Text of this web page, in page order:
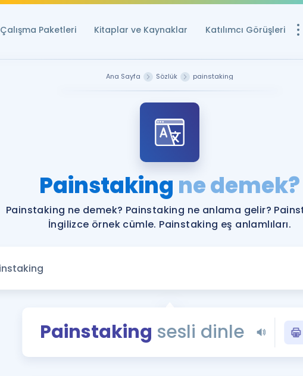
Çalışma Paketleri Kitaplar ve Kaynaklar Katılımcı Görüşleri
Ücretsiz
YDS ve YÖKDİL
YDS ve YÖKDİL'e
Tüm ÖSYM
Blog
YDS - YÖKDİL
İngilizce
Ana Sayfa Sözlük painstaking
Painstaking ne demek?
Painstaking ne demek? Painstaking ne anlama gelir?
İngilizce örnek cümle. Painstaking eş anlamlıları.
Painstaking sesli dinle